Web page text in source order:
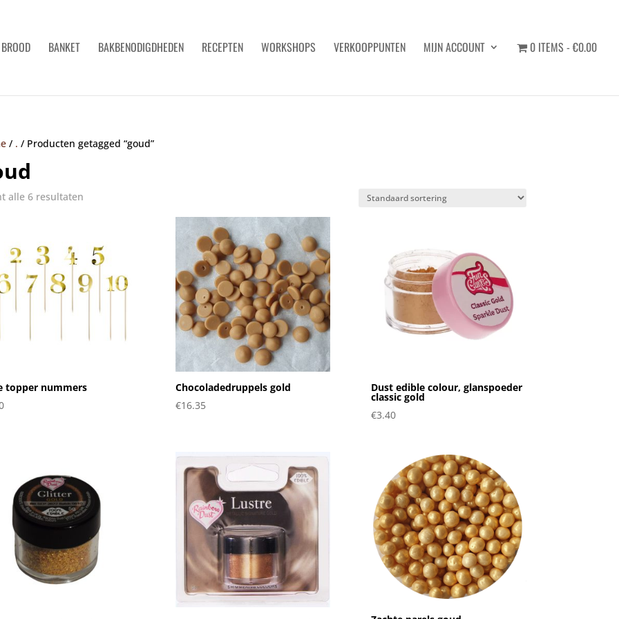
BROOD BANKET BAKBENODIGDHEDEN RECEPTEN WORKSHOPS VERKOOPPUNTEN MIJN ACCOUNT 0 ITEMS €0.00
/ . / Producten getagged “goud”
alle 6 resultaten
topper nummers
Chocoladedruppels gold
€16.35
Dust edible colour, glanspoeder
classic gold
€3.40